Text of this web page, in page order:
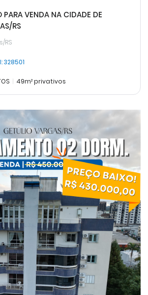
PARA VENDA NA CIDADE DE
RS
RS
328501
49m² privativos